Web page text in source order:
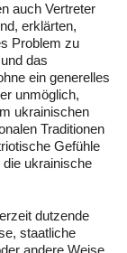
auch Vertreter
erklärten,
Problem zu
das
ein generelles
unmöglich,
ukrainischen
Traditionen
Gefühle
ukrainische
dutzende
staatliche